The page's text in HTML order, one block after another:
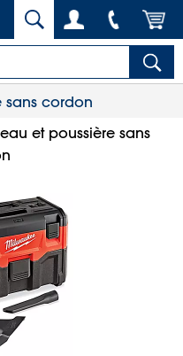
sans cordon
et poussière sans